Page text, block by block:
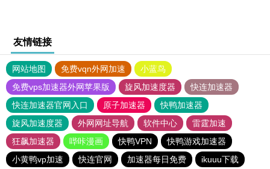
友情链接
网站地图 免费vqn外网加速
小蓝鸟
免费vps加速器外网苹果版
旋风加速度器
快连加速器
快连加速器官网入口
原子加速器
快鸭加速器
旋风加速度器
外网网址导航 软件中心
雷霆加速
狂飙加速器
哔咔漫画 快鸭VPN
快鸭游戏加速器
小黄鸭vp加速
快连官网 加速器每日免费
ikuuu下载